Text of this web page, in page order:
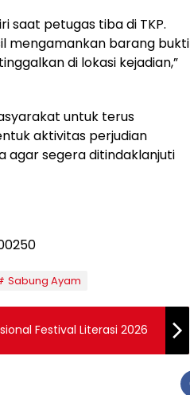
saat petugas tiba di TKP.
mengamankan barang bukti
di lokasi kejadian,”
untuk terus
aktivitas perjudian
agar segera ditindaklanjuti
Sabung Ayam
Festival Literasi 2026